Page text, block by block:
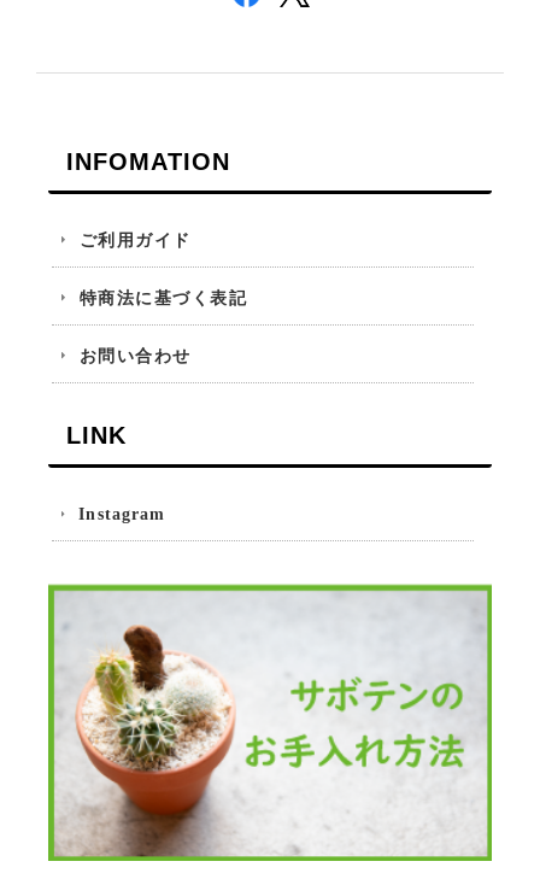
INFOMATION
ご利用ガイド
特商法に基づく表記
お問い合わせ
LINK
Instagram